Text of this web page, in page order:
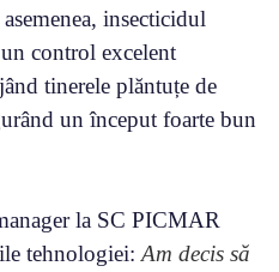
insecticidul
control excelent
tinerele plăntuțe de
un început foarte bun
la SC PICMAR
tehnologiei: Am decis să